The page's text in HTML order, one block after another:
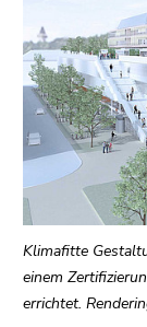
Sie diesen
Link.
Zum
Inhalt
(Zugriffstaste
1)
(Zugriffstaste
2)
Zu
Klimafitte
einem
errichtet.